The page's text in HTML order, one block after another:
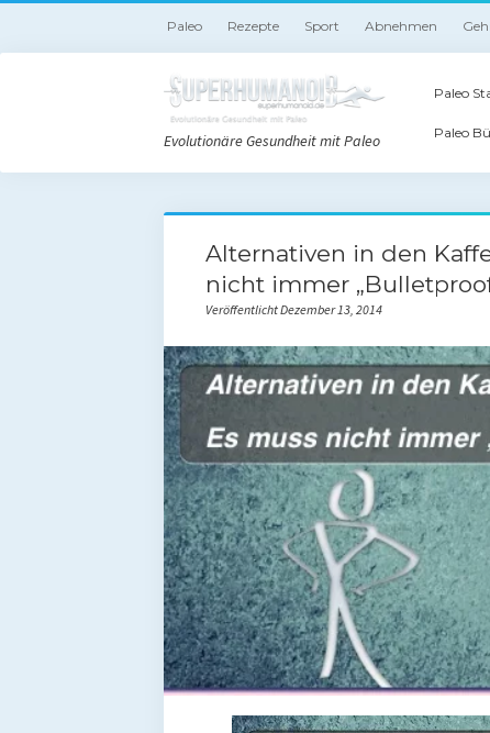
Paleo Rezepte Sport Abnehmen
Evolutionäre Gesundheit mit Paleo
Paleo
Paleo
Alternativen in den
nicht immer
Veröffentlicht Dezember 13, 2014